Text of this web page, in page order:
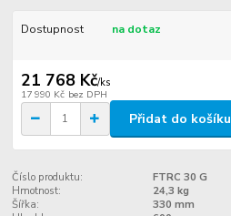
Dostupnost na dotaz
21 768 Kč/ks
17 990 Kč bez DPH
Přidat do košíku
Číslo produktu:
FTRC 30 G
Hmotnost:
24,3 kg
Šířka:
330 mm